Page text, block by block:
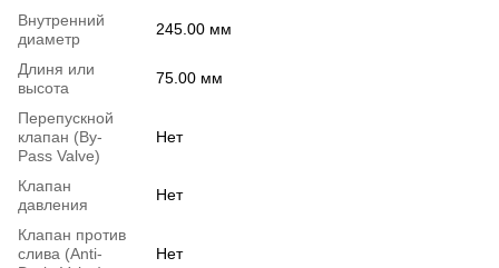
Внутренний
диаметр
245.00 мм
Длиня или
высота
75.00 мм
Перепускной
клапан (By-
Pass Valve)
Нет
Клапан
давления
Нет
Клапан против
слива (Anti-
Нет